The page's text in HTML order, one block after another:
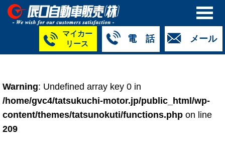
メール
電 話
4427
050-5268-
8009
2318
0024
2424
4430
マイカー
リース
Warning: Undefined array key 0 in
/home/gvc4/tatsukuchi-motor.jp/public_html/wp-
content/themes/tatsunokuti/functions.php on line
209